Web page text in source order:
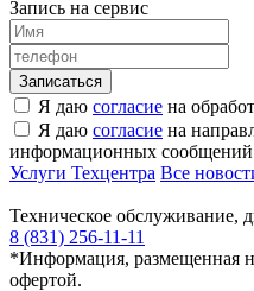
Запись на сервис
Я даю согласие на
Я даю согласие на
информационных сообщений
Услуги Техцентра Все
Техническое обслуживание,
8 (831) 256-11-11
*Информация, размещенная
офертой.